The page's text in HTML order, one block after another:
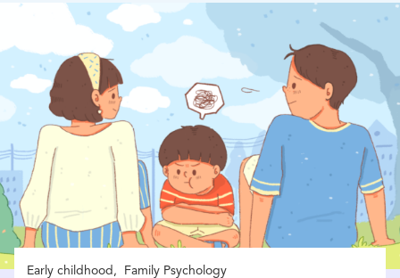
Early childhood Family Psychology